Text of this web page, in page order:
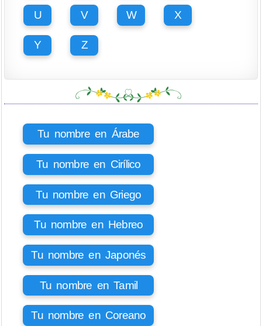
U V W X
Y Z
Tu nombre en Árabe
Tu nombre en Cirílico
Tu nombre en Griego
Tu nombre en Hebreo
Tu nombre en Japonés
Tu nombre en Tamil
Tu nombre en Coreano